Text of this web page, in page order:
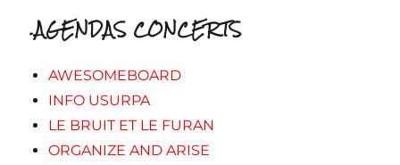
.AGENDAS CONCERTS
AWESOMEBOARD
INFO USURPA
LE BRUIT ET LE FURAN
ORGANIZE AND ARISE